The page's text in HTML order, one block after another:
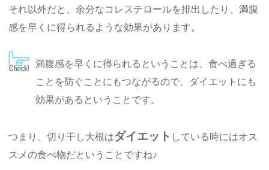
それ以外だと、余分なコレステロールを排出したり、満腹
感を早くに得られるような効果があります。
満腹感を早くに得られるということは、食べ過ぎる
ことを防ぐことにもつながるので、ダイエットにも
効果があるということです。
つまり、切り干し大根はダイエット している時にはオス
スメの食べ物だということですね♪